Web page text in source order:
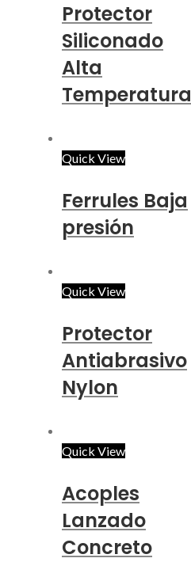
Protector
Siliconado
Alta
Temperatura
Quick View
Ferrules Baja
presión
Quick View
Protector
Antiabrasivo
Nylon
Quick View
Acoples
Lanzado
Concreto